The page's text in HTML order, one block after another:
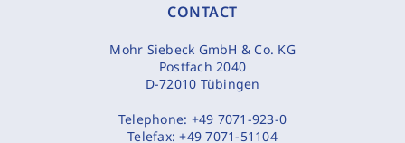
CONTACT
Mohr Siebeck GmbH & Co. KG
Postfach 2040
D-72010 Tübingen
Telephone: +49 7071-923-0
Telefax:+49 7071-51104